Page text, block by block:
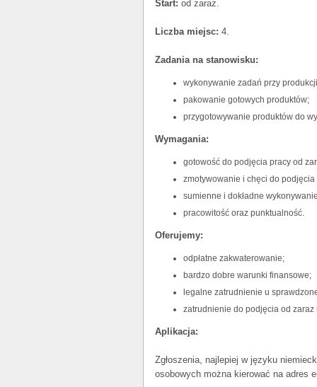
Start: od zaraz.
Liczba miejsc: 4.
Zadania na stanowisku:
wykonywanie zadań przy
pakowanie gotowych produktów;
przygotowywanie produktów do
Wymagania:
gotowość do podjęcia pracy od
zmotywowanie i chęci do
sumienne i dokładne
pracowitość oraz punktualność.
Oferujemy:
odpłatne zakwaterowanie;
bardzo dobre warunki finansowe;
legalne zatrudnienie u
zatrudnienie do podjęcia od zaraz
Aplikacja:
Zgłoszenia, najlepiej w języku
osobowych można kierować na adres